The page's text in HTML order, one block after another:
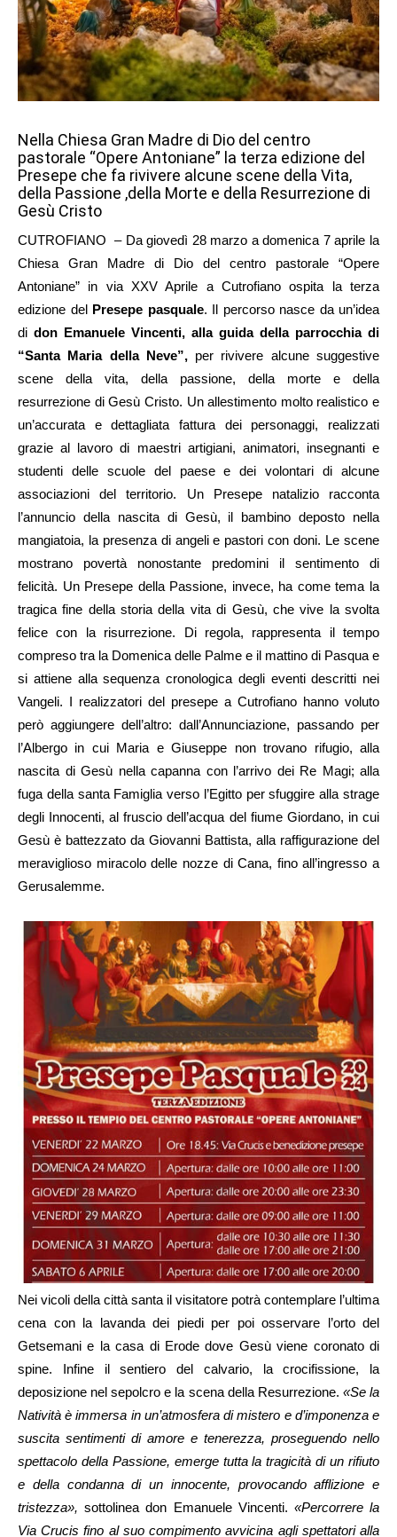
Nella Chiesa Gran Madre di Dio del centro
pastorale “Opere Antoniane” la terza edizione del
Presepe che fa rivivere alcune scene della Vita,
della Passione ,della Morte e della Resurrezione di
Gesù Cristo
CUTROFIANO – Da giovedì 28 marzo a domenica 7 aprile la
Chiesa Gran Madre di Dio del centro pastorale “Opere
Antoniane” in via XXV Aprile a Cutrofiano ospita la terza
edizione del Presepe pasquale. Il percorso nasce da un’idea
di don Emanuele Vincenti, alla guida della parrocchia di
“Santa Maria della Neve”,per rivivere alcune suggestive
scene della vita, della passione, della morte e della
resurrezione di Gesù Cristo. Un allestimento molto realistico e
un’accurata e dettagliata fattura dei personaggi, realizzati
grazie al lavoro di maestri artigiani, animatori, insegnanti e
studenti delle scuole del paese e dei volontari di alcune
associazioni del territorio. Un Presepe natalizio racconta
l’annuncio della nascita di Gesù, il bambino deposto nella
mangiatoia, la presenza di angeli e pastori con doni. Le scene
mostrano povertà nonostante predomini il sentimento di
felicità. Un Presepe della Passione, invece, ha come tema la
tragica fine della storia della vita di Gesù, che vive la svolta
felice con la risurrezione. Di regola, rappresenta il tempo
compreso tra la Domenica delle Palme e il mattino di Pasqua e
si attiene alla sequenza cronologica degli eventi descritti nei
Vangeli. I realizzatori del presepe a Cutrofiano hanno voluto
però aggiungere dell’altro: dall’Annunciazione, passando per
l’Albergo in cui Maria e Giuseppe non trovano rifugio, alla
nascita di Gesù nella capanna con l’arrivo dei Re Magi; alla
fuga della santa Famiglia verso l’Egitto per sfuggire alla strage
degli Innocenti, al fruscio dell’acqua del fiume Giordano, in cui
Gesù è battezzato da Giovanni Battista, alla raffigurazione del
meraviglioso miracolo delle nozze di Cana, fino all’ingresso a
Gerusalemme.
Nei vicoli della città santa il visitatore potrà contemplare l’ultima
cena con la lavanda dei piedi per poi osservare l’orto del
Getsemani e la casa di Erode dove Gesù viene coronato di
spine. Infine il sentiero del calvario, la crocifissione, la
deposizione nel sepolcro e la scena della Resurrezione. «Se la
Natività è immersa in un’atmosfera di mistero e d’imponenza e
suscita sentimenti di amore e tenerezza, proseguendo nello
spettacolo della Passione, emerge tutta la tragicità di un rifiuto
e della condanna di un innocente, provocando afflizione e
tristezza», sottolinea don Emanuele Vincenti. «Percorrere la
Via Crucis fino al suo compimento avvicina agli spettatori alla